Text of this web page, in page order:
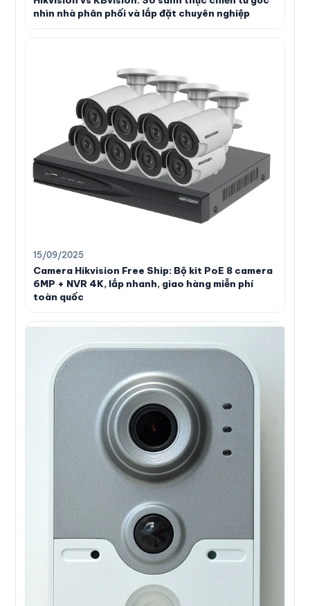
nhìn nhà phân phối và lắp đặt chuyên nghiệp
15/09/2025
Camera Hikvision Free Ship: Bộ kit PoE 8 camera
6MP + NVR 4K, lắp nhanh, giao hàng miễn phí
toàn quốc